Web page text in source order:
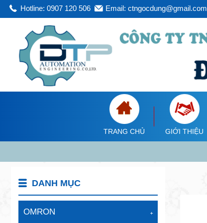
Hotline: 0907 120 506 Email: ctngocdung@gmail.com
TRANG CHỦ GIỚI THIỆU
DANH MỤC
OMRON